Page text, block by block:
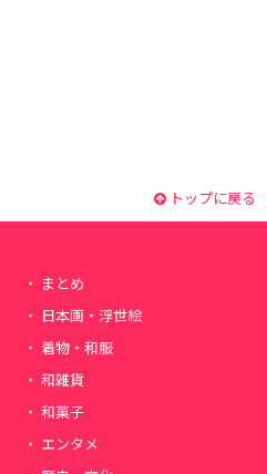
トップに戻る
まとめ
日本画・浮世絵
着物・和服
和雑貨
和菓子
エンタメ